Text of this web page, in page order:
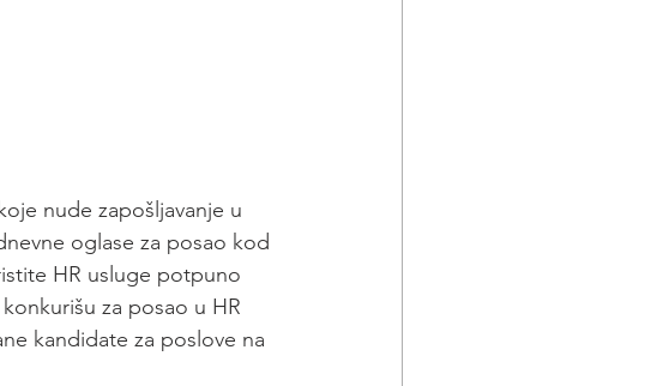
oglase za posao kod
HR usluge potpuno
za posao u HR
kandidate za poslove na